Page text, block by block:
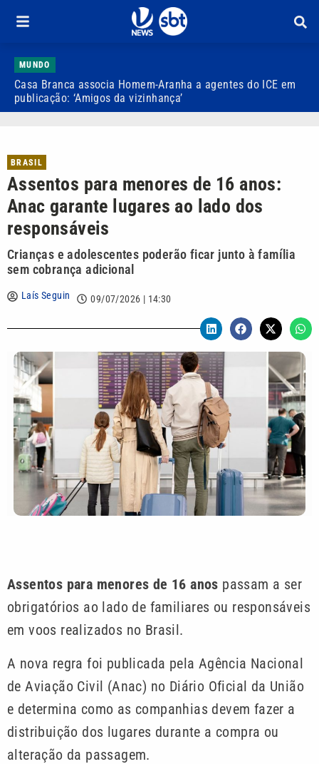
MUNDO
Casa Branca associa Homem-Aranha a agentes do ICE em
publicação: ‘Amigos da vizinhança’
BRASIL
Assentos para menores de 16 anos:
Anac garante lugares ao lado dos
responsáveis
Crianças e adolescentes poderão ficar junto à família
sem cobrança adicional
Laís Seguin 09/07/2026 | 14:30
Assentos para menores de 16 anos passam a ser
obrigatórios ao lado de familiares ou responsáveis
em voos realizados no Brasil.
A nova regra foi publicada pela Agência Nacional
de Aviação Civil (Anac) no Diário Oficial da União
e determina como as companhias devem fazer a
distribuição dos lugares durante a compra ou
alteração da passagem.